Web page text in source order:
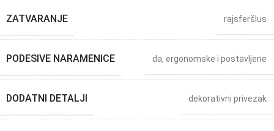
ZATVARANJE rajsferšlus
PODESIVE NARAMENICE da, ergonomske i postavljene
DODATNI DETALJI dekorativni privezak